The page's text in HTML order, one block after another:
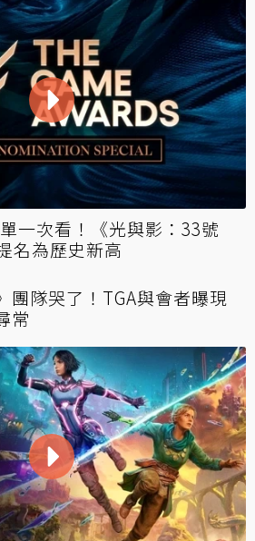
任天堂《咚奇剛蕉力全
稱「到底誰玩過？」
單一次看！《光與影：33號
名為歷史新高